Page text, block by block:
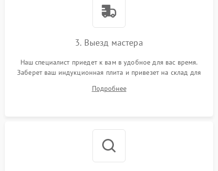
3. Выезд мастера
Наш специалист приедет к вам в удобное для вас время.
Заберет ваш индукционная плита и привезет на склад для
Подробнее